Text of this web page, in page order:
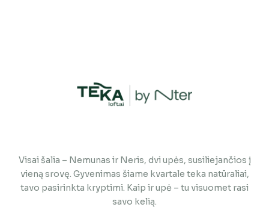
Visai šalia – Nemunas ir Neris, dvi upės, susiliejančios į
vieną srovę. Gyvenimas šiame kvartale teka natūraliai,
tavo pasirinkta kryptimi. Kaip ir upė – tu visuomet rasi
savo kelią.